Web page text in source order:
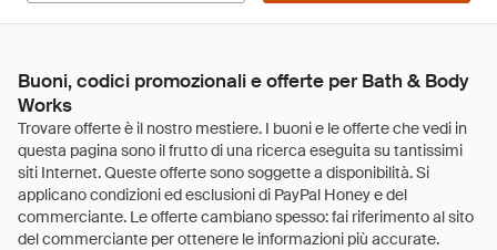
Buoni, codici promozionali e offerte per Bath & Body
Works